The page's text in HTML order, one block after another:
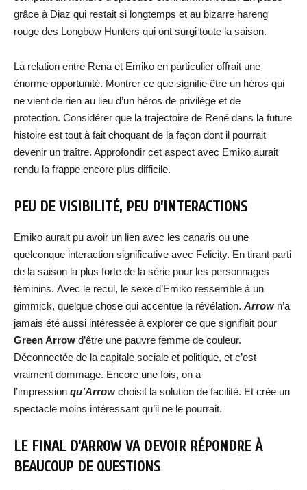
grâce à Diaz qui restait si longtemps et au bizarre hareng
rouge des Longbow Hunters qui ont surgi toute la saison.
La relation entre Rena et Emiko en particulier offrait une
énorme opportunité. Montrer ce que signifie être un héros qui
ne vient de rien au lieu d’un héros de privilège et de
protection. Considérer que la trajectoire de René dans la future
histoire est tout à fait choquant de la façon dont il pourrait
devenir un traître. Approfondir cet aspect avec Emiko aurait
rendu la frappe encore plus difficile.
PEU DE VISIBILITÉ, PEU D’INTERACTIONS
Emiko aurait pu avoir un lien avec les canaris ou une
quelconque interaction significative avec Felicity. En tirant parti
de la saison la plus forte de la série pour les personnages
féminins. Avec le recul, le sexe d’Emiko ressemble à un
gimmick, quelque chose qui accentue la révélation. Arrown’a
jamais été aussi intéressée à explorer ce que signifiait pour
Green Arrow d’être une pauvre femme de couleur.
Déconnectée de la capitale sociale et politique, et c’est
vraiment dommage. Encore une fois, on a
l’impression qu’Arrowchoisit la solution de facilité. Et crée un
spectacle moins intéressant qu’il ne le pourrait.
LE FINAL D’ARROW VA DEVOIR RÉPONDRE À
BEAUCOUP DE QUESTIONS